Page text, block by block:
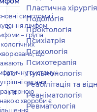
симптоми і
лімфом
– група
що
систему і
органи.
хвороби є
Пластична хірургія
Подологiя
Проктологія
Психіатрія
Психологія
Психотерапія
Пульмонологія
Реабілітація та
Реаніматологія
Ревматологія